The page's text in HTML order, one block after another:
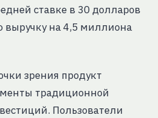
ставке в 30 долларов
выручку на 4,5 миллиона
зрения продукт
традиционной
Пользователи